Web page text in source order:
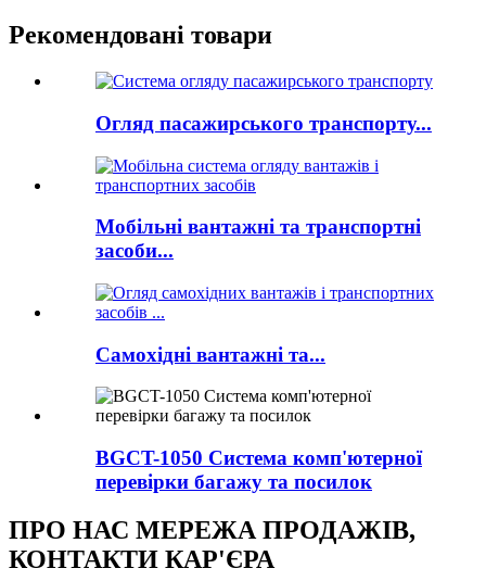
Рекомендовані товари
Огляд пасажирського транспорту...
Мобільні вантажні та транспортні
засоби...
Самохідні вантажні та...
BGCT-1050 Система комп'ютерної
перевірки багажу та посилок
ПРО НАС МЕРЕЖА ПРОДАЖІВ,
КОНТАКТИ КАР'ЄРА